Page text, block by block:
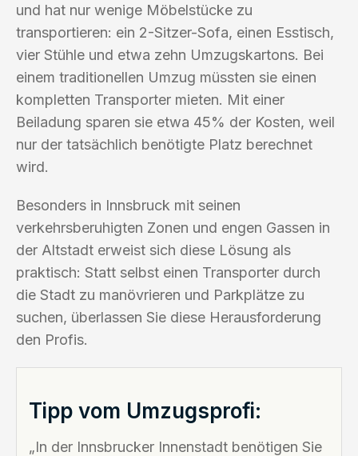
und hat nur wenige Möbelstücke zu
transportieren: ein 2-Sitzer-Sofa, einen Esstisch,
vier Stühle und etwa zehn Umzugskartons. Bei
einem traditionellen Umzug müssten sie einen
kompletten Transporter mieten. Mit einer
Beiladung sparen sie etwa 45% der Kosten, weil
nur der tatsächlich benötigte Platz berechnet
wird.
Besonders in Innsbruck mit seinen
verkehrsberuhigten Zonen und engen Gassen in
der Altstadt erweist sich diese Lösung als
praktisch: Statt selbst einen Transporter durch
die Stadt zu manövrieren und Parkplätze zu
suchen, überlassen Sie diese Herausforderung
den Profis.
Tipp vom Umzugsprofi:
„In der Innsbrucker Innenstadt benötigen Sie